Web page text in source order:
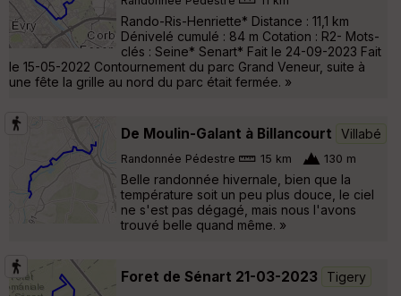
Rando-Ris-Henriette* Distance : 11,1 km
Dénivelé cumulé : 84 m Cotation : R2- Mots-
clés : Seine* Senart* Fait le 24-09-2023 Fait
le 15-05-2022 Contournement du parc Grand Veneur, suite à
une fête la grille au nord du parc était fermée. »
De Moulin-Galant à Billancourt Villabé
Randonnée Pédestre 15 km 130 m
Belle randonnée hivernale, bien que la
température soit un peu plus douce, le ciel
ne s'est pas dégagé, mais nous l'avons
trouvé belle quand même. »
Foret de Sénart 21-03-2023 Tigery